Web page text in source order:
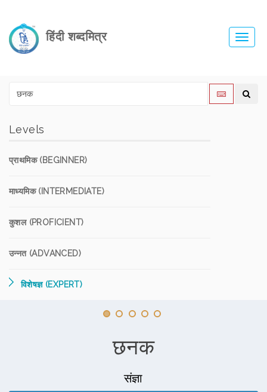
हिंदी शब्दमित्र
Levels
प्राथमिक (BEGINNER)
माध्यमिक (INTERMEDIATE)
कुशल (PROFICIENT)
उन्नत (ADVANCED)
विशेषज्ञ (EXPERT)
छनक
संज्ञा